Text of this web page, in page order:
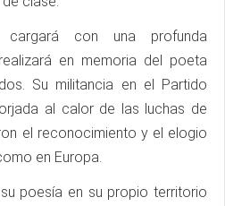
cargará con una profunda
en memoria del poeta
Su militancia en el Partido
al calor de las luchas de
el reconocimiento y el elogio
en Europa.
poesía en su propio territorio